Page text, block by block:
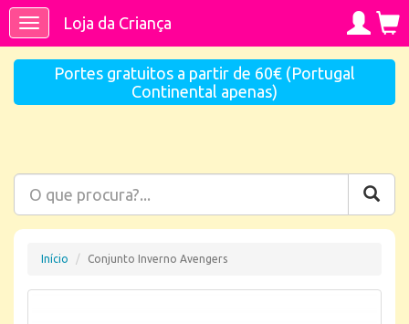
ToggleLoja da Criança
Portes gratuitos a partir de 60€ (Portugal
Continental apenas)
Início Conjunto Inverno Avengers